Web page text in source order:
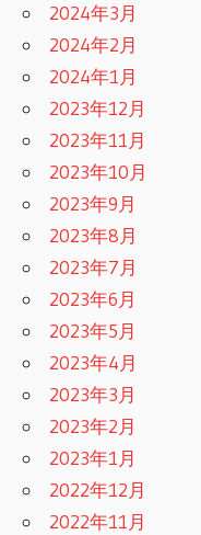
2024年3月
2024年2月
2024年1月
2023年12月
2023年11月
2023年10月
2023年9月
2023年8月
2023年7月
2023年6月
2023年5月
2023年4月
2023年3月
2023年2月
2023年1月
2022年12月
2022年11月